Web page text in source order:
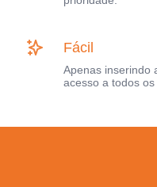
Fácil
Apenas inserindo
acesso a todos